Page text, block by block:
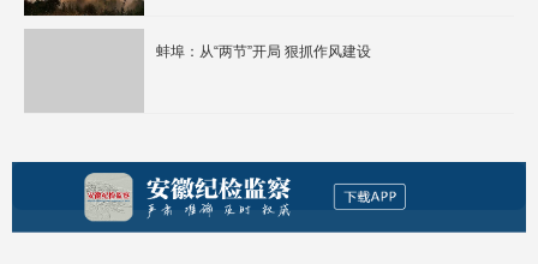
蚌埠：从“两节”开局 狠抓作风建设